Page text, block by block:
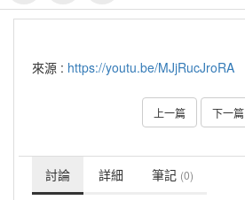
來源 : https://youtu.be/MJjRucJroRA
上一篇 下一篇
討論 詳細 筆記 (0)